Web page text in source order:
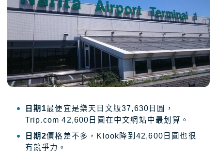
日期1最便宜是樂天日文版37,630日圓，
Trip.com 42,600日圓在中文網站中最划算。
日期2價格差不多，Klook降到42,600日圓也很
有競爭力。